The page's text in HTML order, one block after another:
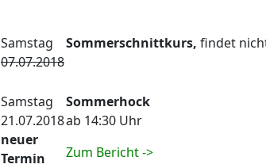
Samstag
07.07.2018
Sommerschnittkurs, findet
Samstag
21.07.2018
neuer
Termin
Sommerhock
ab 14:30 Uhr
Zum Bericht ->